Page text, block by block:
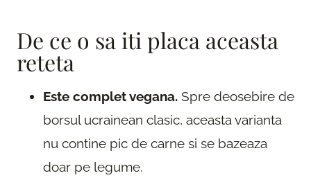
De ce o sa iti placa aceasta
reteta
Este complet vegana. Spre deosebire de
borsul ucrainean clasic, aceasta varianta
nu contine pic de carne si se bazeaza
doar pe legume.